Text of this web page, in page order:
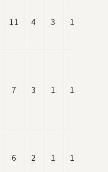
11 4 3 1
7 3 1 1
6 2 1 1